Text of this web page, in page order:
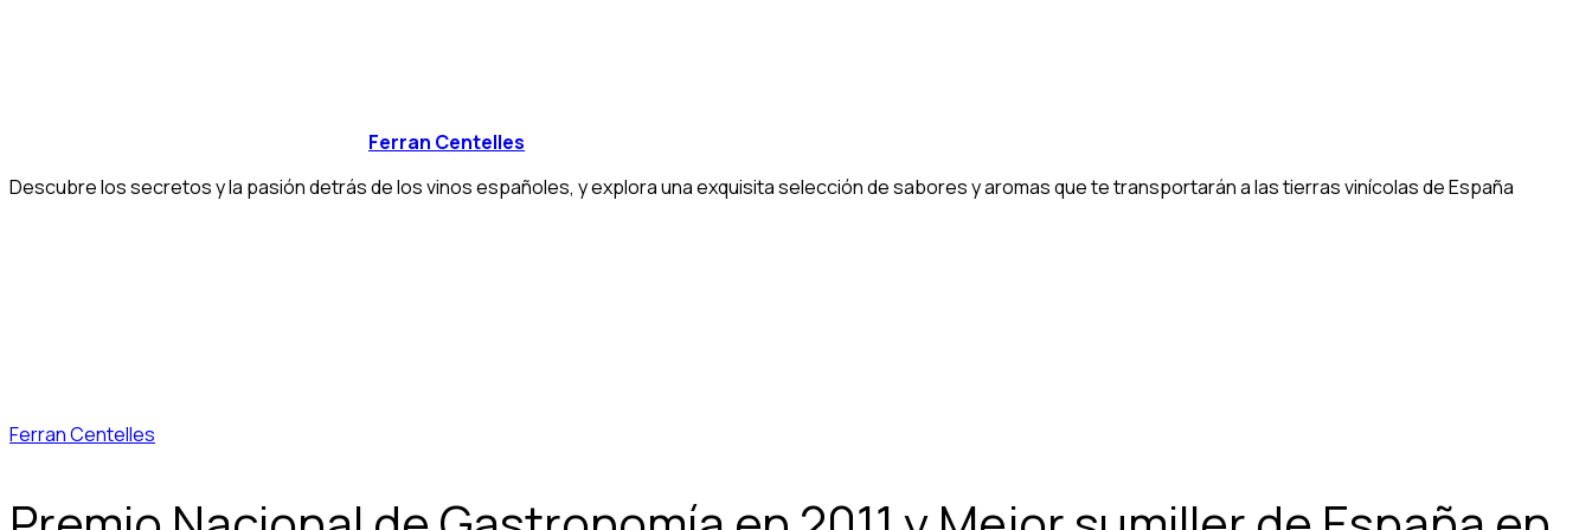
Ferran Centelles
Descubre los secretos y la pasión detrás de los vinos españoles, y explora una exquisita selección de sabores y aromas que te transportarán a las tierras vinícolas de España
Ferran Centelles